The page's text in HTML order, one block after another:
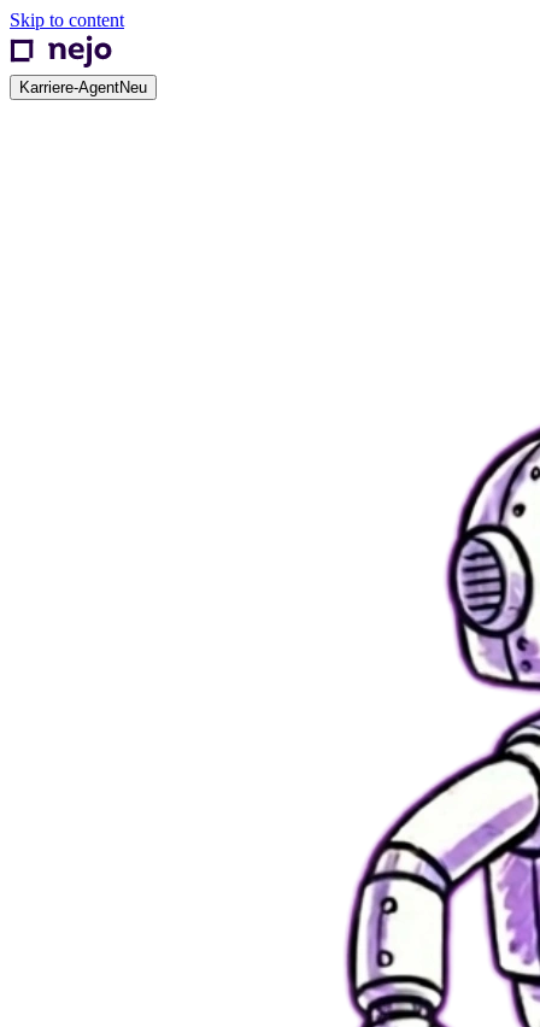
Skip to content
Karriere-AgentNeu